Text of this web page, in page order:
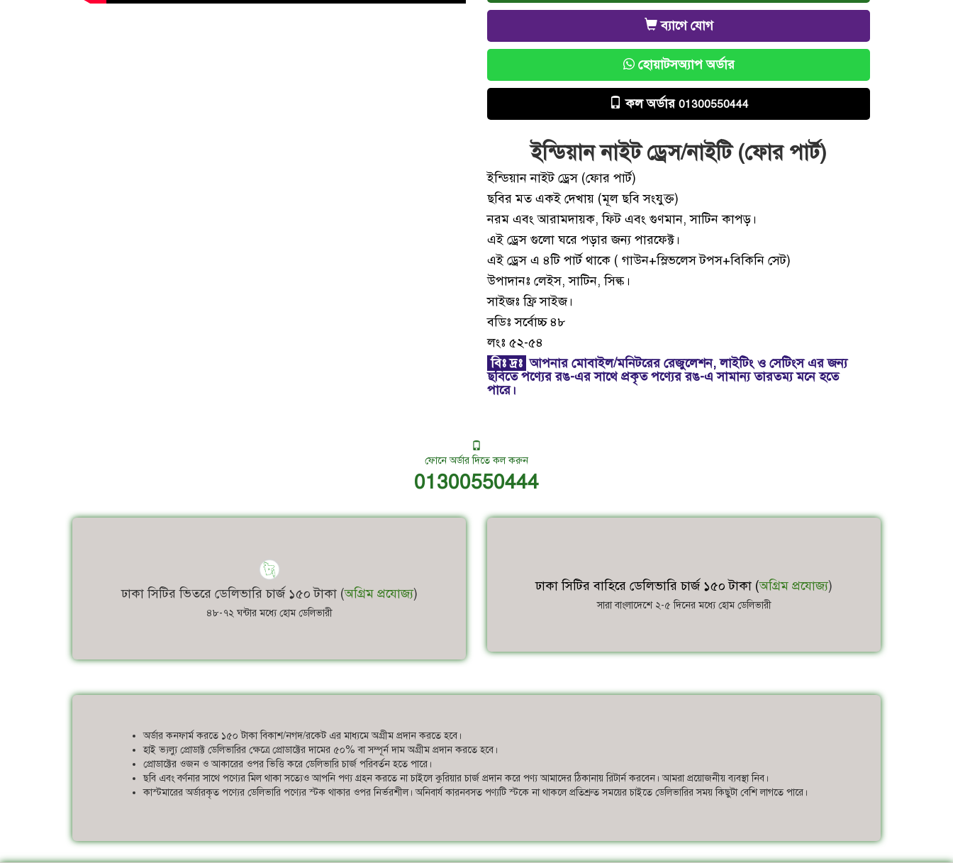
ব্যাগে যোগ
হোয়াটসঅ্যাপ অর্ডার
কল অর্ডার 01300550444
ইন্ডিয়ান নাইট ড্রেস/নাইটি (ফোর পার্ট)
ইন্ডিয়ান নাইট ড্রেস (ফোর পার্ট)
ছবির মত একই দেখায় (মূল ছবি সংযুক্ত)
নরম এবং আরামদায়ক, ফিট এবং গুণমান, সাটিন কাপড়।
এই ড্রেস গুলো ঘরে পড়ার জন্য পারফেক্ট।
এই ড্রেস এ ৪টি পার্ট থাকে ( গাউন+স্লিভলেস টপস+বিকিনি সেট)
উপাদানঃ লেইস, সাটিন, সিল্ক।
সাইজঃ ফ্রি সাইজ।
বডিঃ সর্বোচ্চ ৪৮
লংঃ ৫২-৫৪
বিঃ দ্রঃ আপনার মোবাইল/মনিটরের রেজুলেশন, লাইটিং ও সেটিংস এর জন্য
ছবিতে পণ্যের রঙ-এর সাথে প্রকৃত পণ্যের রঙ-এ সামান্য তারতম্য মনে হতে
পারে।
ফোনে অর্ডার দিতে কল করুন
01300550444
ঢাকা সিটির ভিতরে ডেলিভারি চার্জ ১৫০ টাকা (অগ্রিম প্রযোজ্য)
৪৮-৭২ ঘন্টার মধ্যে হোম ডেলিভারী
ঢাকা সিটির বাহিরে ডেলিভারি চার্জ ১৫০ টাকা (অগ্রিম প্রযোজ্য)
সারা বাংলাদেশে ২-৫ দিনের মধ্যে হোম ডেলিভারী
অর্ডার কনফার্ম করতে ১৫০ টাকা বিকাশ/নগদ/রকেট এর মাধ্যমে অগ্রীম প্রদান করতে হবে।
হাই ভ্যল্যু প্রোডাক্ট ডেলিভারির ক্ষেত্রে প্রোডাক্টের দামের ৫০% বা সম্পূর্ন দাম অগ্রীম প্রদান করতে হবে।
প্রোডাক্টের ওজন ও আকারের ওপর ভিত্তি করে ডেলিভারি চার্জ পরিবর্তন হতে পারে।
ছবি এবং বর্ণনার সাথে পণ্যের মিল থাকা সত্যেও আপনি পণ্য গ্রহন করতে না চাইলে কুরিয়ার চার্জ প্রদান করে পণ্য আমাদের ঠিকানায় রিটার্ন করবেন। আমরা প্রয়োজনীয় ব্যবস্থা নিব।
কাস্টমারের অর্ডারকৃত পণ্যের ডেলিভারি পণ্যের স্টক থাকার ওপর নির্ভরশীল। অনিবার্য কারনবসত পণ্যটি স্টকে না থাকলে প্রতিশ্রুত সময়ের চাইতে ডেলিভারির সময় কিছুটা বেশি লাগতে পারে।